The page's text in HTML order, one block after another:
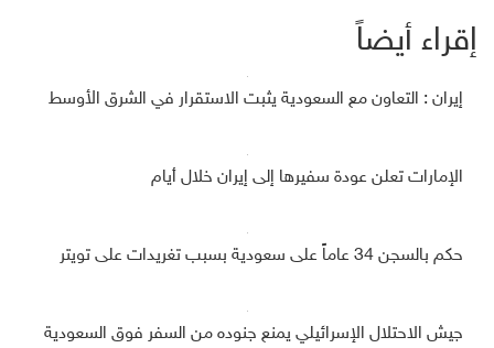
إقراء أيضاً
إيران : التعاون مع السعودية يثبت الاستقرار في الشرق الأوسط
الإمارات تعلن عودة سفيرها إلى إيران خلال أيام
حكم بالسجن 34 عاماً على سعودية بسبب تغريدات على تويتر
جيش الاحتلال الإسرائيلي يمنع جنوده من السفر فوق السعودية